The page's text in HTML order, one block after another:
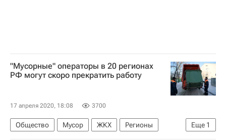
"Мусорные" операторы в 20 регионах
РФ могут скоро прекратить работу
17 апреля 2020, 18:08 3700
Еще 1
Общество Мусор ЖКХ
Регионы